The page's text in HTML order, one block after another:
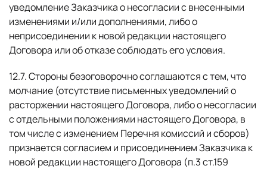
уведомление Заказчика о несогласии с внесенными
изменениями и/или дополнениями, либо о
неприсоединении к новой редакции настоящего
Договора или об отказе соблюдать его условия.
12.7. Стороны безоговорочно соглашаются с тем, что
молчание (отсутствие письменных уведомлений о
расторжении настоящего Договора, либо о несогласии
с отдельными положениями настоящего Договора, в
том числе с изменением Перечня комиссий и сборов)
признается согласием и присоединением Заказчика к
новой редакции настоящего Договора (п.3 ст.159